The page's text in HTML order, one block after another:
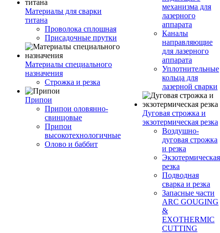
Материалы для сварки
титана
Проволока сплошная
Присадочные прутки
Материалы специального
назначения
Строжка и резка
Припои
Припои оловянно-
свинцовые
Припои
высокотехнологичные
Олово и баббит
механизма для
лазерного
аппарата
Каналы
направляющие
для лазерного
аппарата
Уплотнительные
кольца для
лазерной сварки
Дуговая строжка и
экзотермическая резка
Воздушно-
дуговая строжка
и резка
Экзотермическая
резка
Подводная
сварка и резка
Запасные части
ARC GOUGING
&
EXOTHERMIC
CUTTING